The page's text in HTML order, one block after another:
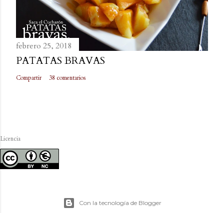
febrero 25, 2018
PATATAS BRAVAS
Compartir 38 comentarios
Licencia
Con la tecnología de Blogger